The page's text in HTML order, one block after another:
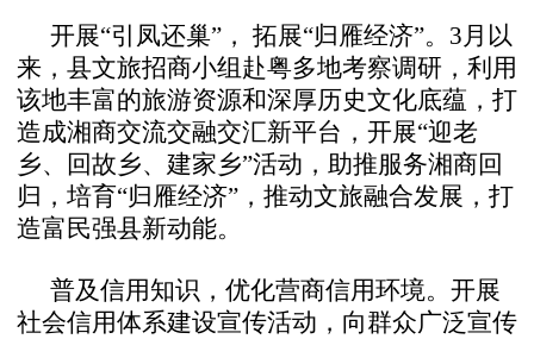
开展“引凤还巢”， 拓展“归雁经济”。3月以
来，县文旅招商小组赴粤多地考察调研，利用
该地丰富的旅游资源和深厚历史文化底蕴，打
造成湘商交流交融交汇新平台，开展“迎老
乡、回故乡、建家乡”活动，助推服务湘商回
归，培育“归雁经济”，推动文旅融合发展，打
造富民强县新动能。
普及信用知识，优化营商信用环境。开展
社会信用体系建设宣传活动，向群众广泛宣传